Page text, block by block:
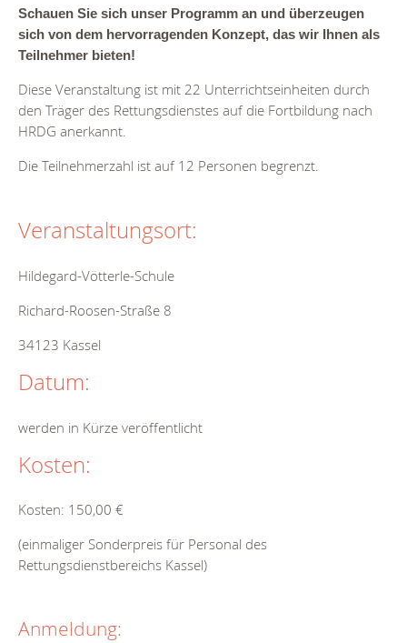
Schauen Sie sich unser Programm an und überzeugen
sich von dem hervorragenden Konzept, das wir Ihnen als
Teilnehmer bieten!
Diese Veranstaltung ist mit 22 Unterrichtseinheiten durch
den Träger des Rettungsdienstes auf die Fortbildung nach
HRDG anerkannt.
Die Teilnehmerzahl ist auf 12 Personen begrenzt.
Veranstaltungsort:
Hildegard-Vötterle-Schule
Richard-Roosen-Straße 8
34123 Kassel
Datum:
werden in Kürze veröffentlicht
Kosten:
Kosten: 150,00 €
(einmaliger Sonderpreis für Personal des
Rettungsdienstbereichs Kassel)
Anmeldung: